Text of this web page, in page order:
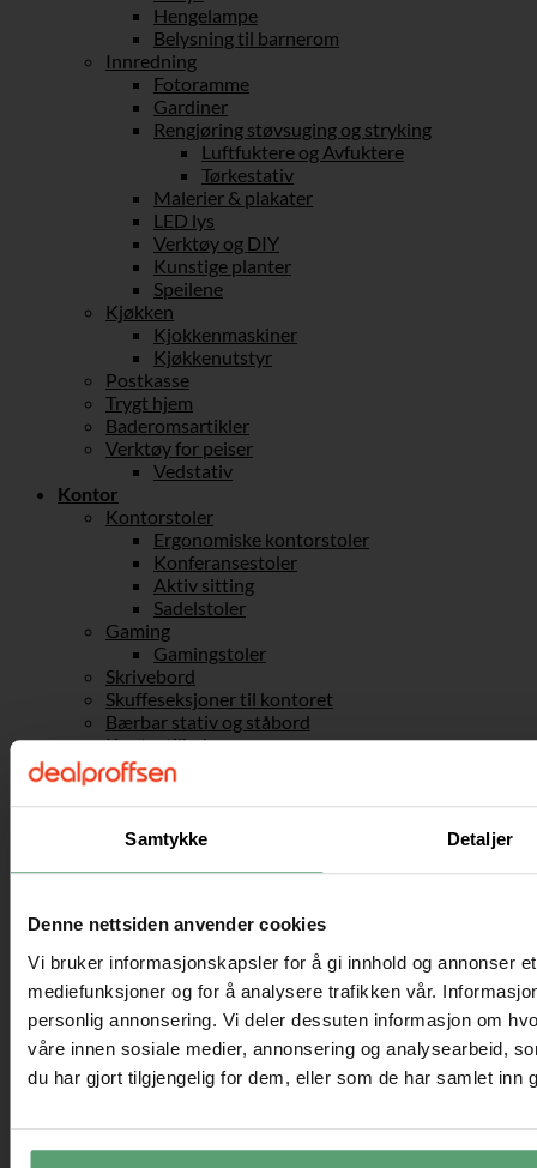
Samtykke Detaljer
Denne nettsiden anvender cookies
Vi bruker informasjonskapsler for å gi innhold og annonser
mediefunksjoner og for å analysere trafikken vår.
personlig annonsering. Vi deler dessuten informasjon om
våre innen sosiale medier, annonsering og analysearbeid,
du har gjort tilgjengelig for dem, eller som de har samlet inn
Hengelampe
Belysning til barnerom
Innredning
Fotoramme
Gardiner
Rengjøring støvsuging og stryking
Luftfuktere og Avfuktere
Tørkestativ
Malerier & plakater
LED lys
Verktøy og DIY
Kunstige planter
Speilene
Kjøkken
Kjokkenmaskiner
Kjøkkenutstyr
Postkasse
Trygt hjem
Baderomsartikler
Verktøy for peiser
Vedstativ
Kontor
Kontorstoler
Ergonomiske kontorstoler
Konferansestoler
Aktiv sitting
Sadelstoler
Gaming
Gamingstoler
Skrivebord
Skuffeseksjoner til kontoret
Bærbar stativ og ståbord
Kontortilbehør
Sport og fritid
Friluftsliv
Fotballmål
Sandkasser
Taustiger & Klatrenett
Telt
Sykkelhenger
Treningsutstyr
Hantler & hantelstang
Tredemølle
Underholdning
Vadebukser
Strand & basseng
Kjøretøytilbehør